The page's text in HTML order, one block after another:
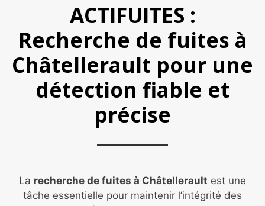
ACTIFUITES :
Recherche de fuites à
Châtellerault pour une
détection fiable et
précise
La recherche de fuites à Châtellerault est une
tâche essentielle pour maintenir l’intégrité des